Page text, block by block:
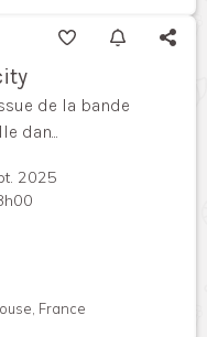
de la bande
dan...
2025
France